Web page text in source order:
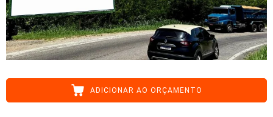
ADICIONAR AO ORÇAMENTO